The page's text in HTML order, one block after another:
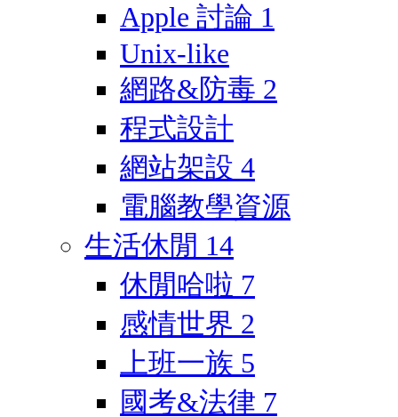
Apple 討論 1
Unix-like
網路&防毒 2
程式設計
網站架設 4
電腦教學資源
生活休閒 14
休閒哈啦 7
感情世界 2
上班一族 5
國考&法律 7